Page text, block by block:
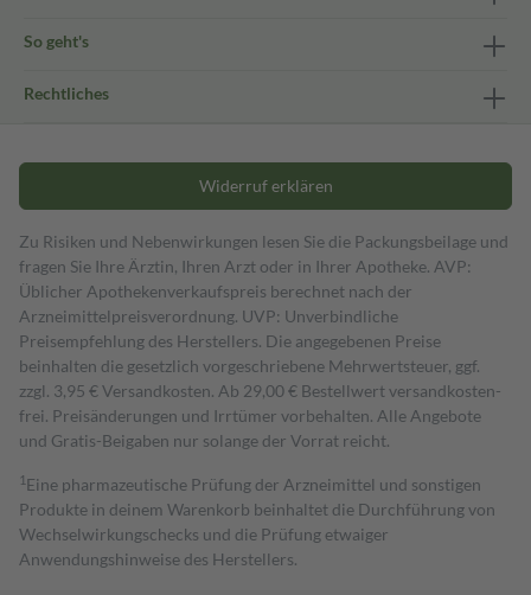
So geht's
Rechtliches
Widerruf erklären
Zu Risiken und Nebenwirkungen lesen Sie die Packungsbeilage und
fragen Sie Ihre Ärztin, Ihren Arzt oder in Ihrer Apotheke. AVP:
Üblicher Apothekenverkaufspreis berechnet nach der
Arzneimittelpreisverordnung. UVP: Unverbindliche
Preisempfehlung des Herstellers. Die angegebenen Preise
beinhalten die gesetzlich vorgeschriebene Mehrwertsteuer, ggf.
zzgl. 3,95 € Versandkosten. Ab 29,00 € Bestell­wert versand­kosten­
frei. Preisänderungen und Irrtümer vorbehalten. Alle Angebote
und Gratis-Beigaben nur solange der Vorrat reicht.
1 Eine pharmazeutische Prüfung der Arzneimittel und sonstigen
Produkte in deinem Warenkorb beinhaltet die Durchführung von
Wechselwirkungschecks und die Prüfung etwaiger
Anwendungshinweise des Herstellers.